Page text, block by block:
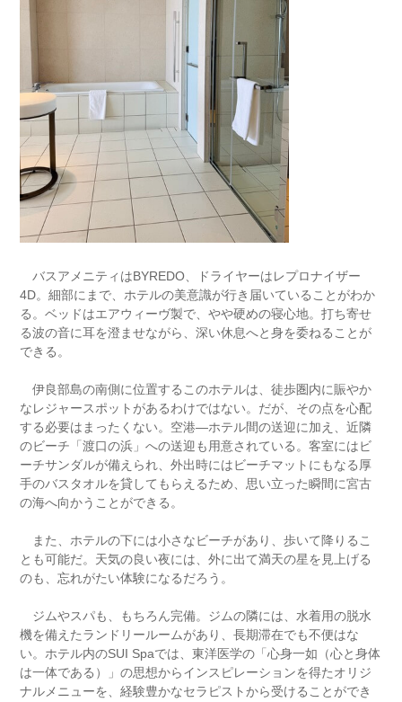
バスアメニティはBYREDO、ドライヤーはレプロナイザー
4D。細部にまで、ホテルの美意識が行き届いていることがわか
る。ベッドはエアウィーヴ製で、やや硬めの寝心地。打ち寄せ
る波の音に耳を澄ませながら、深い休息へと身を委ねることが
できる。
伊良部島の南側に位置するこのホテルは、徒歩圏内に賑やか
なレジャースポットがあるわけではない。だが、その点を心配
する必要はまったくない。空港―ホテル間の送迎に加え、近隣
のビーチ「渡口の浜」への送迎も用意されている。客室にはビ
ーチサンダルが備えられ、外出時にはビーチマットにもなる厚
手のバスタオルを貸してもらえるため、思い立った瞬間に宮古
の海へ向かうことができる。
また、ホテルの下には小さなビーチがあり、歩いて降りるこ
とも可能だ。天気の良い夜には、外に出て満天の星を見上げる
のも、忘れがたい体験になるだろう。
ジムやスパも、もちろん完備。ジムの隣には、水着用の脱水
機を備えたランドリールームがあり、長期滞在でも不便はな
い。ホテル内のSUI Spaでは、東洋医学の「心身一如（心と身体
は一体である）」の思想からインスピレーションを得たオリジ
ナルメニューを、経験豊かなセラピストから受けることができ